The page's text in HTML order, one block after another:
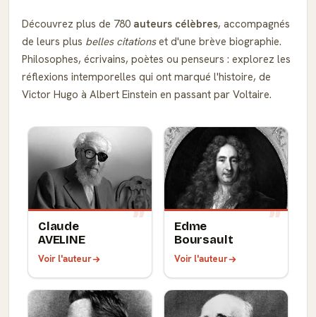
Découvrez plus de 780 auteurs célèbres, accompagnés
de leurs plus belles citationset d'une brève biographie.
Philosophes, écrivains, poètes ou penseurs : explorez les
réflexions intemporelles qui ont marqué l'histoire, de
Victor Hugo à Albert Einstein en passant par Voltaire.
Claude
AVELINE
Voir l'auteur
Edme
Boursault
Voir l'auteur